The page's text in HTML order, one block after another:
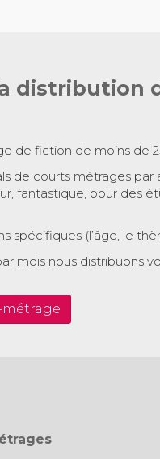
distribution
de fiction de moins de
de courts métrages
fantastique, pour des
spécifiques (l’âge, le
mois nous distribuons